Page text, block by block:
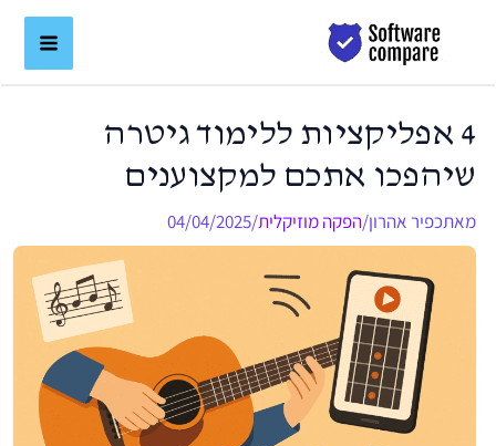
4 אפליקציות ללימוד גיטרה
שיהפכו אתכם למקצוענים
מאתכפיר אהרון/הפקה מוזיקלית/
04/04/2025